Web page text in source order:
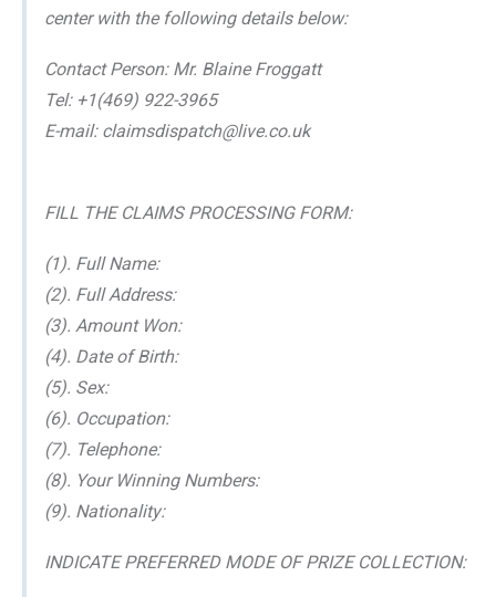
center with the following details below:
Contact Person: Mr. Blaine Froggatt
Tel: +1(469) 922-3965
E-mail: claimsdispatch@live.co.uk
FILL THE CLAIMS PROCESSING FORM:
(1). Full Name:
(2). Full Address:
(3). Amount Won:
(4). Date of Birth:
(5). Sex:
(6). Occupation:
(7). Telephone:
(8). Your Winning Numbers:
(9). Nationality:
INDICATE PREFERRED MODE OF PRIZE COLLECTION: